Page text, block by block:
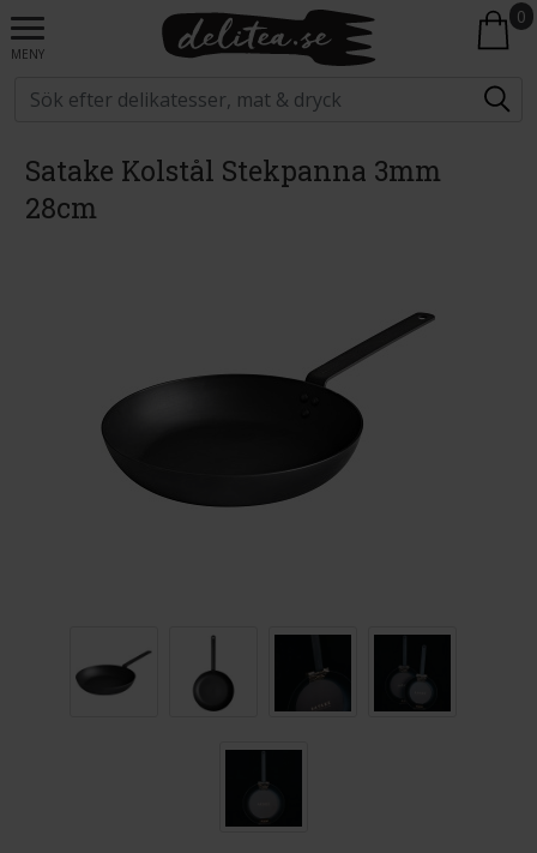
MENY
0
Satake Kolstål Stekpanna 3mm
28cm